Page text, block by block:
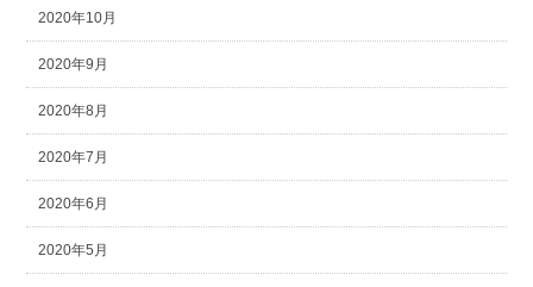
2020年10月
2020年9月
2020年8月
2020年7月
2020年6月
2020年5月